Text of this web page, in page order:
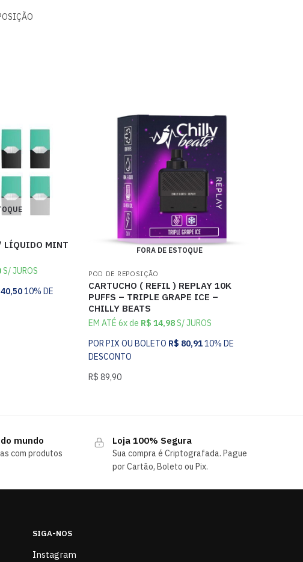
LÍQUIDO MINT
S/ JUROS
40,5010% DE
FORA DE ESTOQUE
POD DE REPOSIÇÃO
CARTUCHO ( REFIL ) REPLAY 10K
PUFFS – TRIPLE GRAPE ICE –
CHILLY BEATS
EM ATÉ 6x de R$ 14,98S/ JUROS
POR PIX OU BOLETO R$ 80,9110% DE
DESCONTO
R$ 89,90
mundo
com produtos
Loja 100% Segura
Sua compra é Criptografada. Pague
por Cartão, Boleto ou Pix.
SIGA-NOS
Instagram